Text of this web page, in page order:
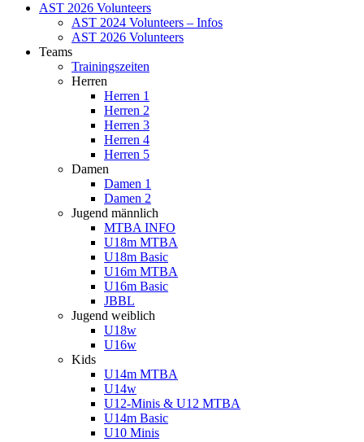
AST 2026 Volunteers
AST 2024 Volunteers – Infos
AST 2026 Volunteers
Teams
Trainingszeiten
Herren
Herren 1
Herren 2
Herren 3
Herren 4
Herren 5
Damen
Damen 1
Damen 2
Jugend männlich
MTBA INFO
U18m MTBA
U18m Basic
U16m MTBA
U16m Basic
JBBL
Jugend weiblich
U18w
U16w
Kids
U14m MTBA
U14w
U12-Minis & U12 MTBA
U14m Basic
U10 Minis